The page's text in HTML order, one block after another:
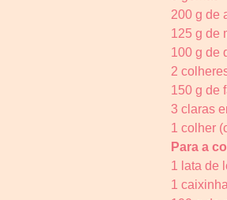
200 g de
125 g de
100 g de
2
150 g de
3 claras
1 colher
Para a
1 lata de
1